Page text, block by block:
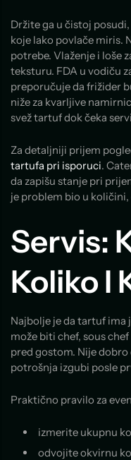
Držite ga u čistoj
koje lako povlače miris.
potrebe. Vlaženje i loše
teksturu. FDA u vodiču
preporučuje da frižider
niže za kvarljive
svež tartuf dok čeka
Za detaljniji prijem
tartufa pri isporuci.
da zapišu stanje pri
je problem bio u
Servis:
Koliko I
Najbolje je da tartuf ima
može biti chef, sous
pred gostom. Nije dobro
potrošnja izgubi posle
Praktično pravilo za
izmerite ukupnu
odvojite okvirnu